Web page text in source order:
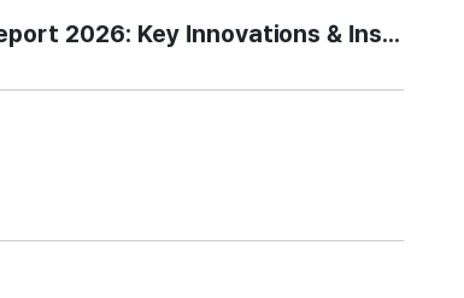
Report 2026: Key Innovations & Insights